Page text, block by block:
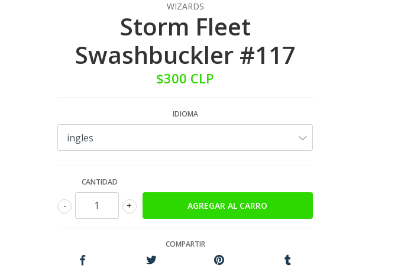
WIZARDS
Storm Fleet
Swashbuckler #117
$300 CLP
IDIOMA
CANTIDAD
+
-
COMPARTIR